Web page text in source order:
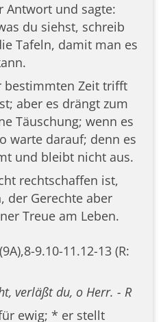
Antwort und sagte:
du siehst, schreib
Tafeln, damit man es
bestimmten Zeit trifft
aber es drängt zum
Täuschung; wenn es
warte darauf; denn es
und bleibt nicht aus.
rechtschaffen ist,
der Gerechte aber
Treue am Leben.
9.10-11.12-13 (R:
verläßt du, o Herr. - R
ewig; * er stellt